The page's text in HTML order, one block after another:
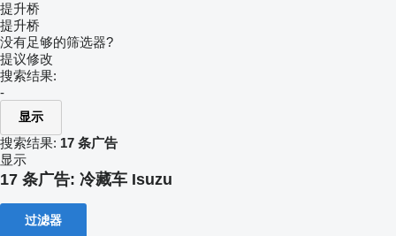
提升桥
提升桥
没有足够的筛选器?
提议修改
搜索结果:
-
显示
搜索结果: 17 条广告
显示
17 条广告: 冷藏车 Isuzu
过滤器